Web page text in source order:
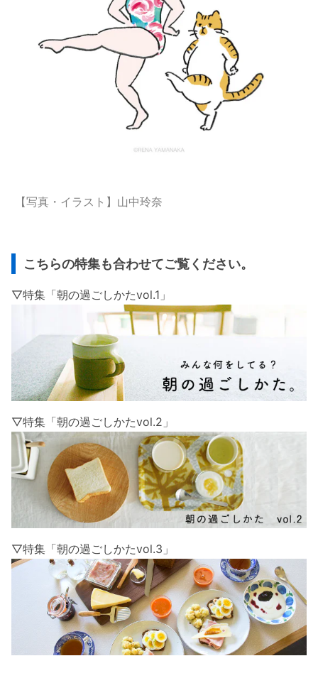
【写真・イラスト】山中玲奈
こちらの特集も合わせてご覧ください。
▽特集「朝の過ごしかたvol.1」
▽特集「朝の過ごしかたvol.2」
▽特集「朝の過ごしかたvol.3」